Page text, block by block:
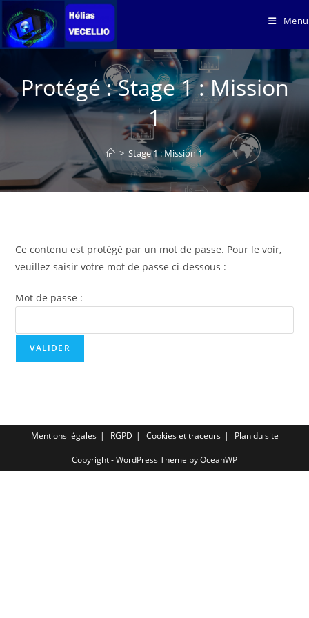
to
content
Menu
Protégé : Stage 1 : Mission
1
> Stage 1 : Mission 1
Ce contenu est protégé par un mot de passe. Pour le voir,
veuillez saisir votre mot de passe ci-dessous :
Mot de passe :
Mentions légales RGPD Cookies et traceurs Plan du site
Copyright - WordPress Theme by OceanWP